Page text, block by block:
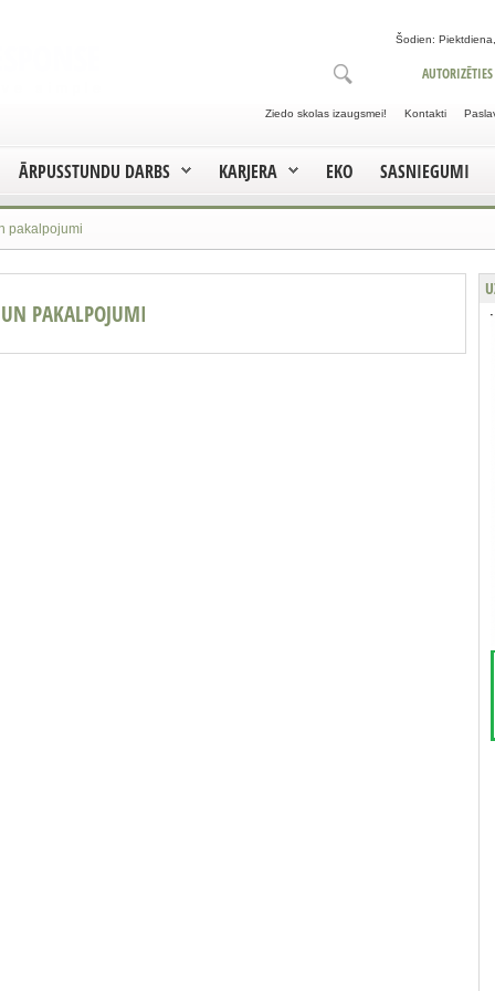
Šodien:
AUTORIZĒTIES
Kontakti
Ziedo skolas izaugsmei!
ĀRPUSSTUNDU DARBS KARJERA EKO SASNIEGUMI
pakalpojumi
PAKALPOJUMI